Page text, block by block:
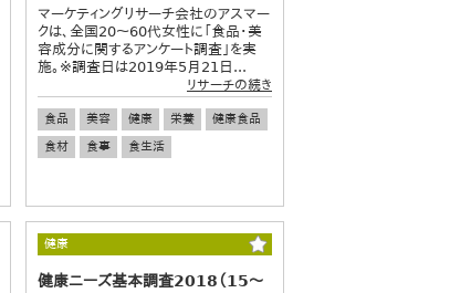
マーケティングリサーチ会社のアスマー
クは、全国20～60代女性に「食品・美
容成分に関するアンケート調査」を実
施。※調査日は2019年5月21日...
リサーチの続き
食品 美容 健康 栄養
健康食品
食材
食事 食生活
健康
健康ニーズ基本調査2018（15～